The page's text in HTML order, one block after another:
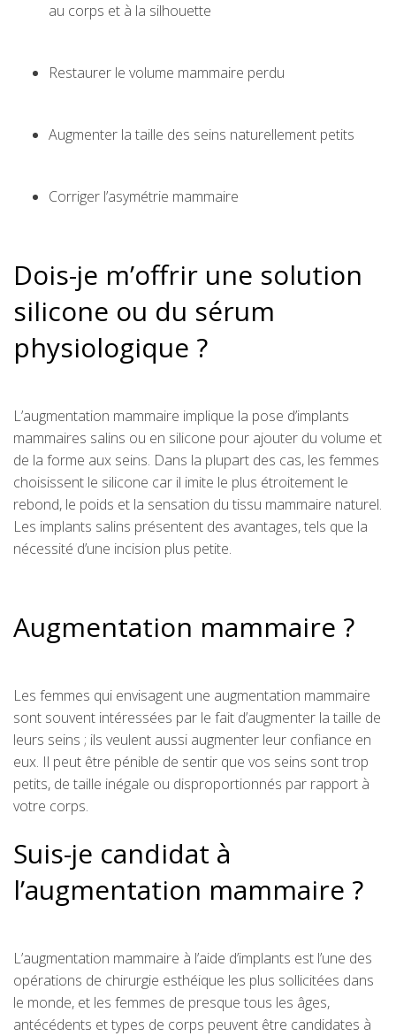
au corps et à la silhouette
Restaurer le volume mammaire perdu
Augmenter la taille des seins naturellement petits
Corriger l’asymétrie mammaire
Dois-je m’offrir une solution
silicone ou du sérum
physiologique ?
L’augmentation mammaire implique la pose d’implants
mammaires salins ou en silicone pour ajouter du volume et
de la forme aux seins. Dans la plupart des cas, les femmes
choisissent le silicone car il imite le plus étroitement le
rebond, le poids et la sensation du tissu mammaire naturel.
Les implants salins présentent des avantages, tels que la
nécessité d’une incision plus petite.
Augmentation mammaire ?
Les femmes qui envisagent une augmentation mammaire
sont souvent intéressées par le fait d’augmenter la taille de
leurs seins ; ils veulent aussi augmenter leur confiance en
eux. Il peut être pénible de sentir que vos seins sont trop
petits, de taille inégale ou disproportionnés par rapport à
votre corps.
Suis-je candidat à
l’augmentation mammaire ?
L’augmentation mammaire à l’aide d’implants est l’une des
opérations de chirurgie esthéique les plus sollicitées dans
le monde, et les femmes de presque tous les âges,
antécédents et types de corps peuvent être candidates à